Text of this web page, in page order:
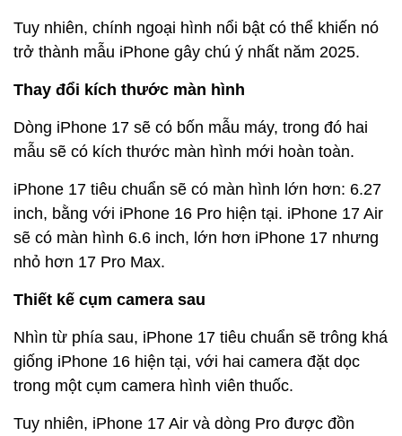
Tuy nhiên, chính ngoại hình nổi bật có thể khiến nó
trở thành mẫu iPhone gây chú ý nhất năm 2025.
Thay đổi kích thước màn hình
Dòng iPhone 17 sẽ có bốn mẫu máy, trong đó hai
mẫu sẽ có kích thước màn hình mới hoàn toàn.
iPhone 17 tiêu chuẩn sẽ có màn hình lớn hơn: 6.27
inch, bằng với iPhone 16 Pro hiện tại. iPhone 17 Air
sẽ có màn hình 6.6 inch, lớn hơn iPhone 17 nhưng
nhỏ hơn 17 Pro Max.
Thiết kế cụm camera sau
Nhìn từ phía sau, iPhone 17 tiêu chuẩn sẽ trông khá
giống iPhone 16 hiện tại, với hai camera đặt dọc
trong một cụm camera hình viên thuốc.
Tuy nhiên, iPhone 17 Air và dòng Pro được đồn